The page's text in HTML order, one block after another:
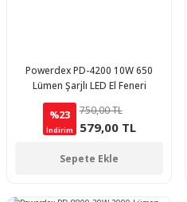
Powerdex PD-4200 10W 650
Lümen Şarjlı LED El Feneri
%23
İndirim
750,00 TL
579,00 TL
Sepete Ekle